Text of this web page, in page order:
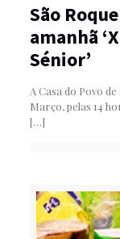
São
amanhã
Sénior’
A Casa do Povo
Março, pelas 14
[…]